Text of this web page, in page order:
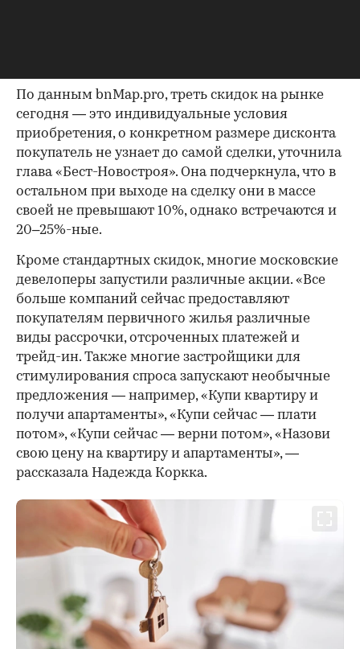
По данным bnMap.pro, треть скидок на рынке
сегодня — это индивидуальные условия
приобретения, о конкретном размере дисконта
покупатель не узнает до самой сделки, уточнила
глава «Бест-Новостроя». Она подчеркнула, что в
остальном при выходе на сделку они в массе
своей не превышают 10%, однако встречаются и
20–25%-ные.
Кроме стандартных скидок, многие московские
девелоперы запустили различные акции. «Все
больше компаний сейчас предоставляют
покупателям первичного жилья различные
виды рассрочки, отсроченных платежей и
трейд-ин. Также многие застройщики для
стимулирования спроса запускают необычные
предложения — например, «Купи квартиру и
получи апартаменты», «Купи сейчас — плати
потом», «Купи сейчас — верни потом», «Назови
свою цену на квартиру и апартаменты», —
рассказала Надежда Коркка.